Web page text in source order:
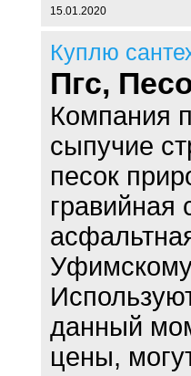
15.01.2020
Куплю
Пгс,
Компания
сыпучие
песок
гравийная
данный
цены,